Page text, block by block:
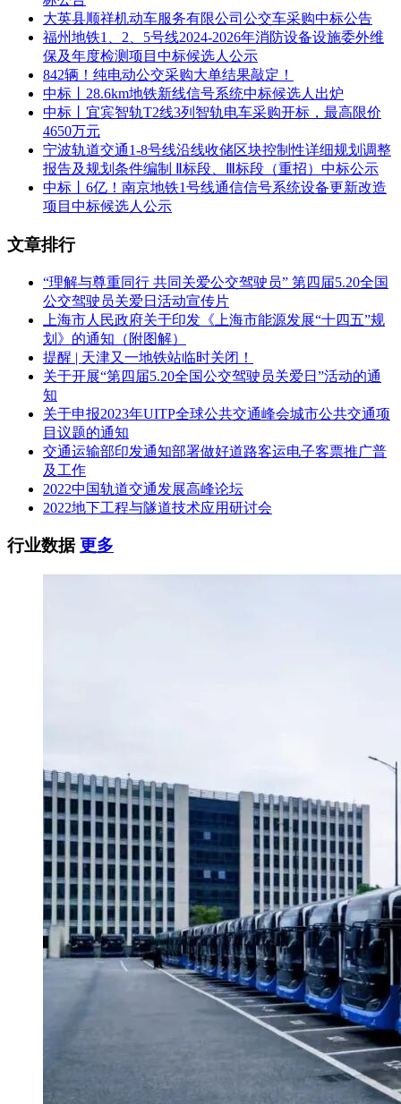
大英县顺祥机动车服务有限公司公交车采购中标公告
福州地铁1、2、5号线2024-2026年消防设备设施委外维
保及年度检测项目中标候选人公示
842辆！纯电动公交采购大单结果敲定！
中标丨28.6km地铁新线信号系统中标候选人出炉
中标丨宜宾智轨T2线3列智轨电车采购开标，最高限价
4650万元
宁波轨道交通1-8号线沿线收储区块控制性详细规划调整
报告及规划条件编制 Ⅱ标段、Ⅲ标段（重招）中标公示
中标丨6亿！南京地铁1号线通信信号系统设备更新改造
项目中标候选人公示
文章排行
“理解与尊重同行 共同关爱公交驾驶员” 第四届5.20全国
公交驾驶员关爱日活动宣传片
上海市人民政府关于印发《上海市能源发展“十四五”规
划》的通知（附图解）
提醒 | 天津又一地铁站临时关闭！
关于开展“第四届5.20全国公交驾驶员关爱日”活动的通
知
关于申报2023年UITP全球公共交通峰会城市公共交通项
目议题的通知
交通运输部印发通知部署做好道路客运电子客票推广普
及工作
2022中国轨道交通发展高峰论坛
2022地下工程与隧道技术应用研讨会
行业数据更多